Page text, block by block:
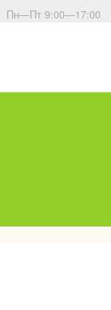
Пн—Пт 9:00—17:00